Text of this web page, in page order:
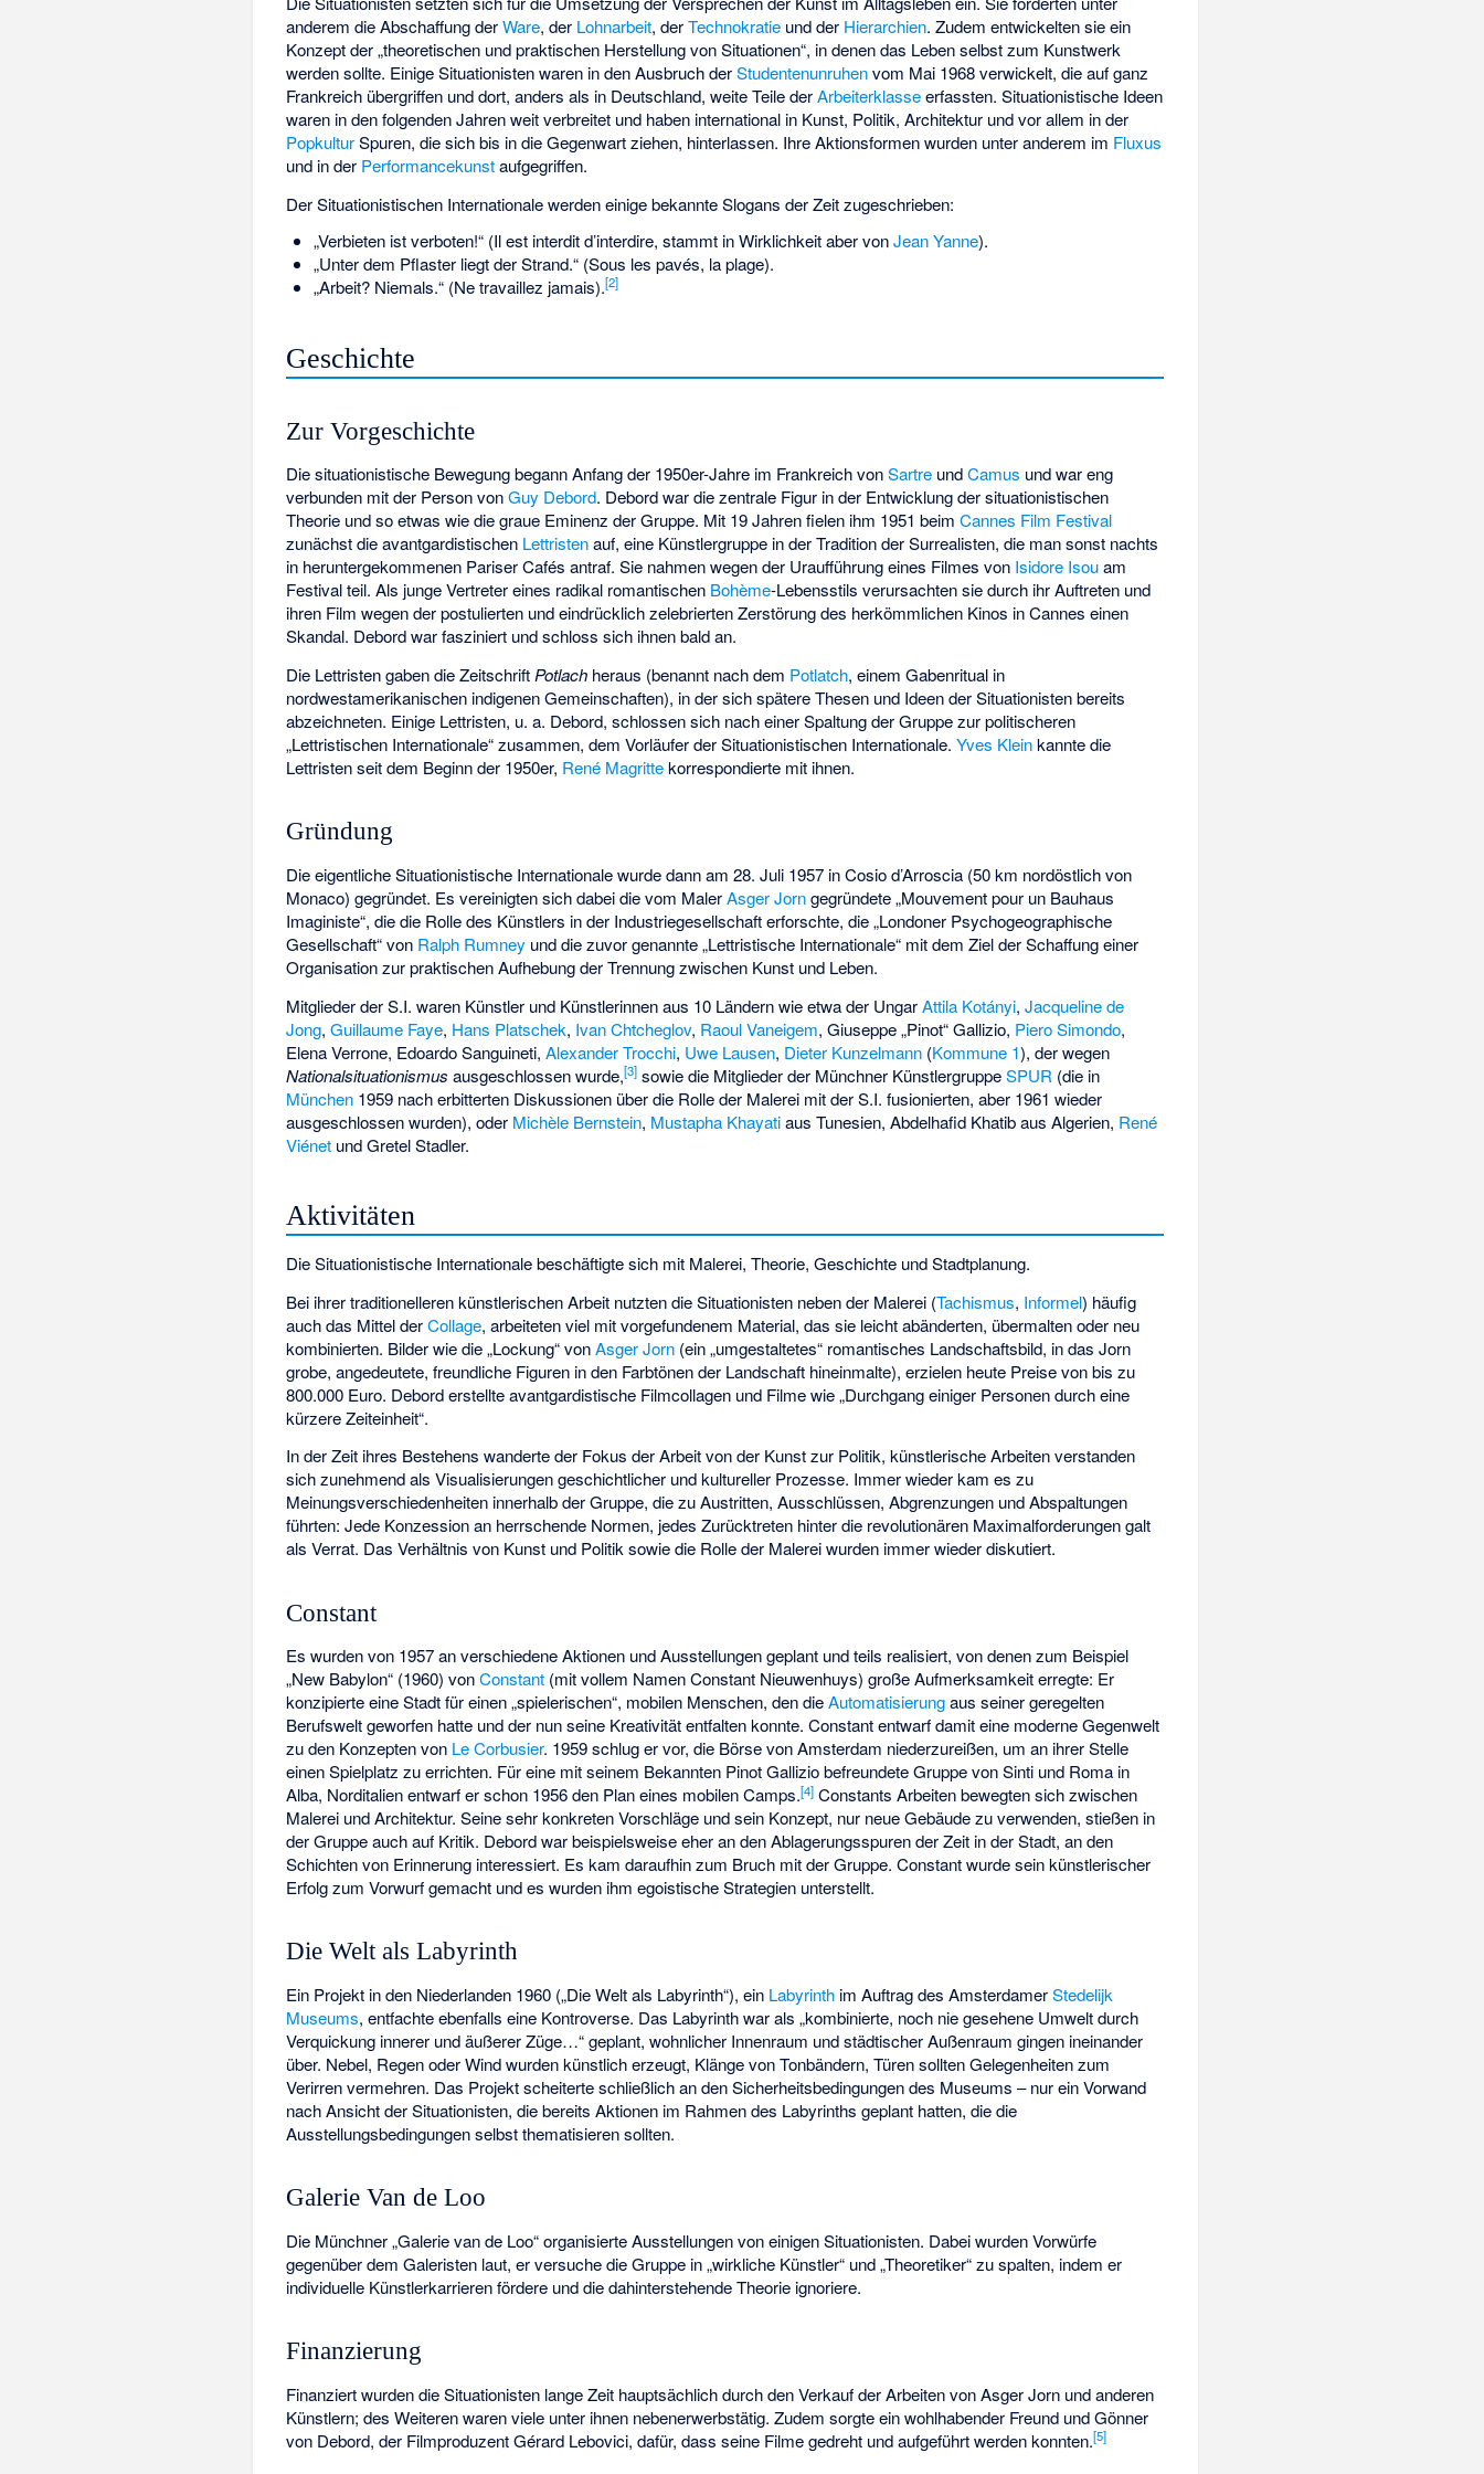
anderem die Abschaffung derWare, der Lohnarbeit, derTechnokratie und der Hierarchien. Zudem entwickelten sie ein
Konzept der „theoretischen und praktischen Herstellung von Situationen“, in denen das Leben selbst zum Kunstwerk
werden sollte. Einige Situationisten waren in den Ausbruch derStudentenunruhenvom Mai 1968 verwickelt, die auf ganz
Frankreich übergriffen und dort, anders als in Deutschland, weite Teile derArbeiterklasseerfassten. Situationistische Ideen
waren in den folgenden Jahren weit verbreitet und haben international in Kunst, Politik, Architektur und vor allem in der
PopkulturSpuren, die sich bis in die Gegenwart ziehen, hinterlassen. Ihre Aktionsformen wurden unter anderem im Fluxus
und in der Performancekunstaufgegriffen.
Der Situationistischen Internationale werden einige bekannte Slogans der Zeit zugeschrieben:
„Verbieten ist verboten!“ (Il est interdit d’interdire, stammt in Wirklichkeit aber vonJean Yanne).
„Unter dem Pflaster liegt der Strand.“ (Sous les pavés, la plage).
„Arbeit? Niemals.“ (Ne travaillez jamais).[2]
Geschichte
Zur Vorgeschichte
Die situationistische Bewegung begann Anfang der 1950er-Jahre im Frankreich vonSartre undCamus und war eng
verbunden mit der Person vonGuy Debord. Debord war die zentrale Figur in der Entwicklung der situationistischen
Theorie und so etwas wie die graue Eminenz der Gruppe. Mit 19 Jahren fielen ihm 1951 beimCannes Film Festival
zunächst die avantgardistischen Lettristenauf, eine Künstlergruppe in der Tradition der Surrealisten, die man sonst nachts
in heruntergekommenen Pariser Cafés antraf. Sie nahmen wegen der Uraufführung eines Filmes von Isidore Isouam
Festival teil. Als junge Vertreter eines radikal romantischen Bohème-Lebensstils verursachten sie durch ihr Auftreten und
ihren Film wegen der postulierten und eindrücklich zelebrierten Zerstörung des herkömmlichen Kinos in Cannes einen
Skandal. Debord war fasziniert und schloss sich ihnen bald an.
Die Lettristen gaben die Zeitschrift Potlach heraus (benannt nach dem Potlatch, einem Gabenritual in
nordwestamerikanischen indigenen Gemeinschaften), in der sich spätere Thesen und Ideen der Situationisten bereits
abzeichneten. Einige Lettristen, u. a. Debord, schlossen sich nach einer Spaltung der Gruppe zur politischeren
„Lettristischen Internationale“ zusammen, dem Vorläufer der Situationistischen Internationale.Yves Kleinkannte die
Lettristen seit dem Beginn der 1950er, René Magrittekorrespondierte mit ihnen.
Gründung
Die eigentliche Situationistische Internationale wurde dann am 28. Juli 1957 inCosio d’Arroscia (50 km nordöstlich von
Monaco) gegründet. Es vereinigten sich dabei die vom MalerAsger Jorngegründete„Mouvement pour un Bauhaus
Imaginiste“, die die Rolle des Künstlers in der Industriegesellschaft erforschte, die „Londoner Psychogeographische
Gesellschaft“ von Ralph Rumney und die zuvor genannte „Lettristische Internationale“ mit dem Ziel der Schaffung einer
Organisation zur praktischen Aufhebung der Trennung zwischen Kunst und Leben.
Mitglieder der S.I. waren Künstler und Künstlerinnen aus 10 Ländern wie etwa der UngarAttila Kotányi,Jacqueline de
Jong,Guillaume Faye, Hans Platschek, Ivan Chtcheglov, Raoul Vaneigem,Giuseppe „Pinot“ Gallizio, Piero Simondo,
Elena Verrone, Edoardo Sanguineti,Alexander Trocchi, Uwe Lausen, Dieter Kunzelmann (Kommune 1), der wegen
Nationalsituationismus ausgeschlossen wurde,[3] sowie die Mitglieder der Münchner KünstlergruppeSPUR (die in
München 1959 nach erbitterten Diskussionen über die Rolle der Malerei mit der S.I. fusionierten, aber 1961 wieder
ausgeschlossen wurden), oder Michèle Bernstein, Mustapha Khayatiaus Tunesien, Abdelhafid Khatib aus Algerien, René
Viénet undGretel Stadler.
Aktivitäten
Die Situationistische Internationale beschäftigte sich mit Malerei, Theorie, Geschichte und Stadtplanung.
Bei ihrer traditionelleren künstlerischen Arbeit nutzten die Situationisten neben der Malerei (Tachismus, Informel) häufig
auch das Mittel derCollage, arbeiteten viel mit vorgefundenem Material, das sie leicht abänderten, übermalten oder neu
kombinierten. Bilder wie die „Lockung“ vonAsger Jorn (ein „umgestaltetes“ romantisches Landschaftsbild, in das Jorn
grobe, angedeutete, freundliche Figuren in den Farbtönen der Landschaft hineinmalte), erzielen heute Preise von bis zu
800.000 Euro. Debord erstellte avantgardistische Filmcollagen und Filme wie „Durchgang einiger Personen durch eine
kürzere Zeiteinheit“.
In der Zeit ihres Bestehens wanderte der Fokus der Arbeit von der Kunst zur Politik, künstlerische Arbeiten verstanden
sich zunehmend als Visualisierungen geschichtlicher und kultureller Prozesse. Immer wieder kam es zu
Meinungsverschiedenheiten innerhalb der Gruppe, die zu Austritten, Ausschlüssen, Abgrenzungen und Abspaltungen
führten: Jede Konzession an herrschende Normen, jedes Zurücktreten hinter die revolutionären Maximalforderungen galt
als Verrat. Das Verhältnis von Kunst und Politik sowie die Rolle der Malerei wurden immer wieder diskutiert.
Constant
Es wurden von 1957 an verschiedene Aktionen und Ausstellungen geplant und teils realisiert, von denen zum Beispiel
„New Babylon“ (1960) vonConstant (mit vollem Namen Constant Nieuwenhuys) große Aufmerksamkeit erregte: Er
konzipierte eine Stadt für einen „spielerischen“, mobilen Menschen, den dieAutomatisierungaus seiner geregelten
Berufswelt geworfen hatte und der nun seine Kreativität entfalten konnte. Constant entwarf damit eine moderne Gegenwelt
zu den Konzepten von Le Corbusier. 1959 schlug er vor, die Börse von Amsterdam niederzureißen, um an ihrer Stelle
einen Spielplatz zu errichten. Für eine mit seinem Bekannten Pinot Gallizio befreundete Gruppe von Sinti und Roma in
Alba, Norditalien entwarf er schon 1956 den Plan eines mobilen Camps.[4] Constants Arbeiten bewegten sich zwischen
Malerei und Architektur. Seine sehr konkreten Vorschläge und sein Konzept, nur neue Gebäude zu verwenden, stießen in
der Gruppe auch auf Kritik. Debord war beispielsweise eher an den Ablagerungsspuren der Zeit in der Stadt, an den
Schichten von Erinnerung interessiert. Es kam daraufhin zum Bruch mit der Gruppe. Constant wurde sein künstlerischer
Erfolg zum Vorwurf gemacht und es wurden ihm egoistische Strategien unterstellt.
Die Welt als Labyrinth
Ein Projekt in den Niederlanden 1960 („Die Welt als Labyrinth“), ein Labyrinth im Auftrag des AmsterdamerStedelijk
Museums, entfachte ebenfalls eine Kontroverse. Das Labyrinth war als „kombinierte, noch nie gesehene Umwelt durch
Verquickung innerer und äußerer Züge…“ geplant, wohnlicher Innenraum und städtischer Außenraum gingen ineinander
über. Nebel, Regen oder Wind wurden künstlich erzeugt, Klänge von Tonbändern, Türen sollten Gelegenheiten zum
Verirren vermehren. Das Projekt scheiterte schließlich an den Sicherheitsbedingungen des Museums – nur ein Vorwand
nach Ansicht der Situationisten, die bereits Aktionen im Rahmen des Labyrinths geplant hatten, die die
Ausstellungsbedingungen selbst thematisieren sollten.
Galerie Van de Loo
Die Münchner „Galerie van de Loo“ organisierte Ausstellungen von einigen Situationisten. Dabei wurden Vorwürfe
gegenüber dem Galeristen laut, er versuche die Gruppe in „wirkliche Künstler“ und „Theoretiker“ zu spalten, indem er
individuelle Künstlerkarrieren fördere und die dahinterstehende Theorie ignoriere.
Finanzierung
Finanziert wurden die Situationisten lange Zeit hauptsächlich durch den Verkauf der Arbeiten von Asger Jorn und anderen
Künstlern; des Weiteren waren viele unter ihnen nebenerwerbstätig. Zudem sorgte ein wohlhabender Freund und Gönner
von Debord, der FilmproduzentGérard Lebovici, dafür, dass seine Filme gedreht und aufgeführt werden konnten.[5]